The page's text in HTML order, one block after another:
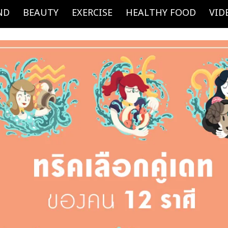
BEAUTY EXERCISE HEALTHY FOOD